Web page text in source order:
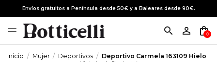
Envíos gratuitos a Península desde 50€ y a Baleares desde 90€.
search person_outline shopping_bag
0
Inicio Mujer Deportivos Deportivo Carmela 163109 Hielo